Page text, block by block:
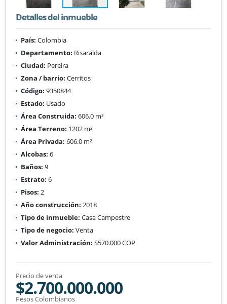
Detalles del inmueble
País: Colombia
Departamento: Risaralda
Ciudad: Pereira
Zona / barrio: Cerritos
Código: 9350844
Estado: Usado
Área Construida: 606.0 m²
Área Terreno: 1202 m²
Área Privada: 606.0 m²
Alcobas: 6
Baños: 9
Estrato: 6
Pisos: 2
Año construcción: 2018
Tipo de inmueble: Casa Campestre
Tipo de negocio: Venta
Valor Administración: $570.000 COP
Precio de venta
$2.700.000.000
Pesos Colombianos